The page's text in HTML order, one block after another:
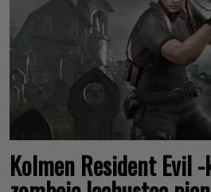
Kolmen Resident Evil